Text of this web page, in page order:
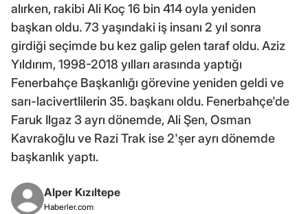
alırken, rakibi Ali Koç 16 bin 414 oyla yeniden
başkan oldu. 73 yaşındaki iş insanı 2 yıl sonra
girdiği seçimde bu kez galip gelen taraf oldu. Aziz
Yıldırım, 1998-2018 yılları arasında yaptığı
Fenerbahçe Başkanlığı görevine yeniden geldi ve
sarı-lacivertlilerin 35. başkanı oldu. Fenerbahçe'de
Faruk Ilgaz 3 ayrı dönemde, Ali Şen, Osman
Kavrakoğlu ve Razi Trak ise 2'şer ayrı dönemde
başkanlık yaptı.
Alper Kızıltepe
Haberler.com